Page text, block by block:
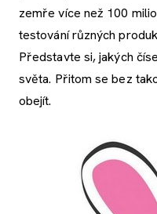
zemře více než 100
testování různých
Představte si, jakých
světa. Přitom se bez
obejít.